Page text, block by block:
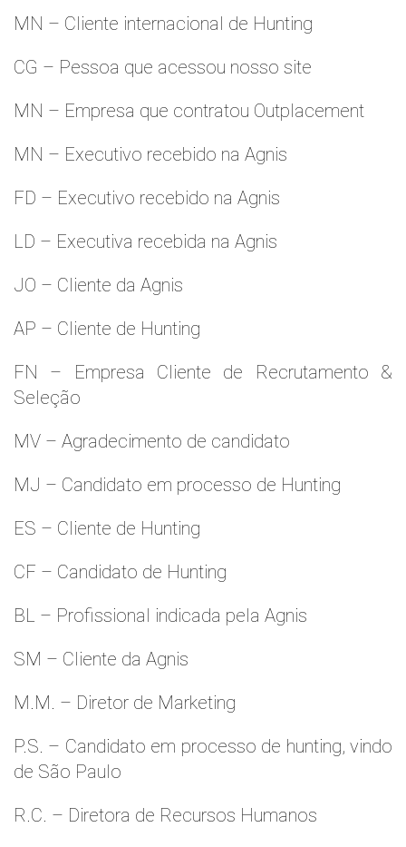
MN – Cliente internacional de Hunting
CG – Pessoa que acessou nosso site
MN – Empresa que contratou Outplacement
MN – Executivo recebido na Agnis
FD – Executivo recebido na Agnis
LD – Executiva recebida na Agnis
JO – Cliente da Agnis
AP – Cliente de Hunting
FN – Empresa Cliente de Recrutamento &
Seleção
MV – Agradecimento de candidato
MJ – Candidato em processo de Hunting
ES – Cliente de Hunting
CF – Candidato de Hunting
BL – Profissional indicada pela Agnis
SM – Cliente da Agnis
M.M. – Diretor de Marketing
P.S. – Candidato em processo de hunting, vindo
de São Paulo
R.C. – Diretora de Recursos Humanos